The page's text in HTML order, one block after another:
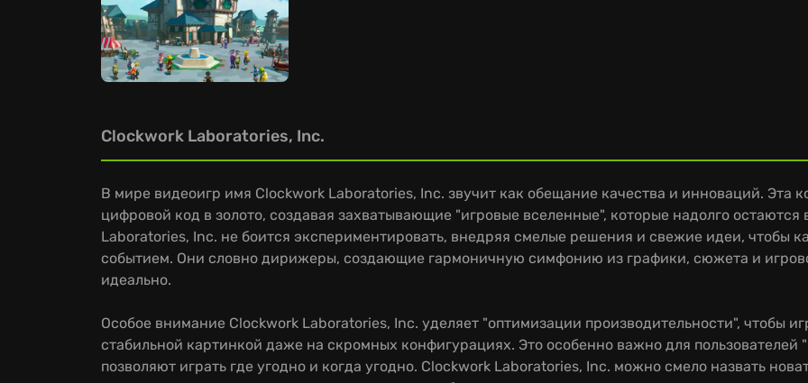
Clockwork Laboratories, Inc.
В мире видеоигр имя Clockwork Laboratories, Inc. звучит как обещание качества и инноваций. Эта
цифровой код в золото, создавая захватывающие "игровые вселенные", которые надолго остаются
Laboratories, Inc. не боится экспериментировать, внедряя смелые решения и свежие идеи, чтобы
событием. Они словно дирижеры, создающие гармоничную симфонию из графики, сюжета и
идеально.
Особое внимание Clockwork Laboratories, Inc. уделяет "оптимизации производительности", чтобы
стабильной картинкой даже на скромных конфигурациях. Это особенно важно для пользователей
позволяют играть где угодно и когда угодно. Clockwork Laboratories, Inc. можно смело назвать